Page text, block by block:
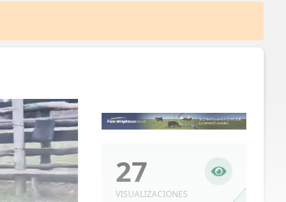
27
VISUALIZACIONES